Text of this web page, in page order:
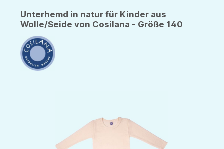
Unterhemd in natur für Kinder aus
Wolle/Seide von Cosilana - Größe 140